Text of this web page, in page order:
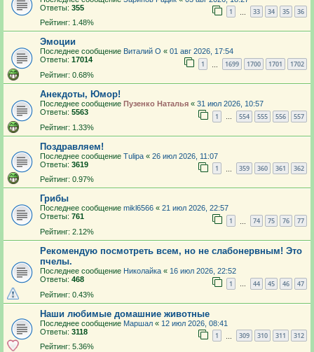
Ответы: 355 1 33 34 35 36
Рейтинг: 1.48%
Эмоции
Последнее сообщение Виталий О « 01 авг 2026, 17:54
Ответы: 17014 1 1699 1700 1701 1702
Рейтинг: 0.68%
Анекдоты, Юмор!
Последнее сообщение Пузенко Наталья « 31 июл 2026, 10:57
Ответы: 5563 1 … 554 555 556 557
Рейтинг: 1.33%
Поздравляем!
Последнее сообщение Tulipa « 26 июл 2026, 11:07
Ответы: 3619 1 359 360 361 362
Рейтинг: 0.97%
Грибы
Последнее сообщение mikl6566 « 21 июл 2026, 22:57
Ответы: 761 1 74 75 76 77
Рейтинг: 2.12%
Рекомендую посмотреть всем, но не слабонервным! Это
пчелы.
Последнее сообщение Николайка « 16 июл 2026, 22:52
Ответы: 468 1 … 44 45 46 47
Рейтинг: 0.43%
Наши любимые домашние животные
Последнее сообщение Маршал « 12 июл 2026, 08:41
Ответы: 3118 1 309 310 311 312
Рейтинг: 5.36%